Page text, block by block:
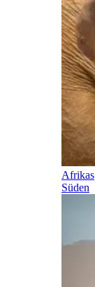
Afrikas
Süden